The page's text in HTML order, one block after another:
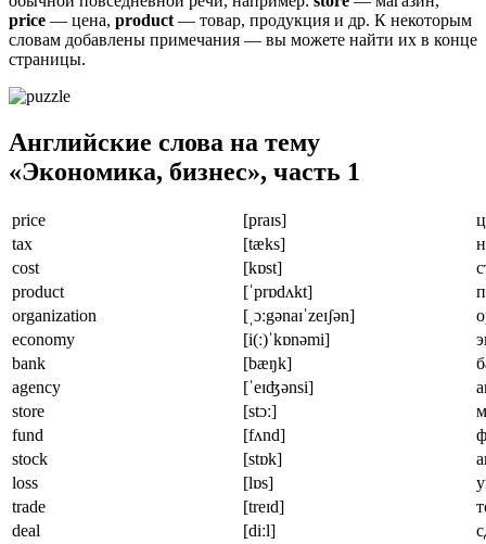
price — цена, product — товар, продукция и др. К некоторым
словам добавлены примечания — вы можете найти их в конце
страницы.
Английские слова на тему
«Экономика, бизнес», часть 1
price [praɪs]
tax
[tæks]
cost
[kɒst]
product
[ˈprɒdʌkt]
organization
[ˌɔːgənaɪˈzeɪʃən]
economy
[i(ː)ˈkɒnəmi]
bank
[bæŋk]
agency
[ˈeɪʤənsi]
store
[stɔː]
fund
[fʌnd]
stock
[stɒk]
loss
[lɒs]
trade
[treɪd]
deal
[diːl]